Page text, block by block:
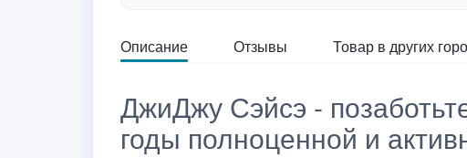
Описание Отзывы Товар в других
ДжиДжу Сэйсэ -
годы полноценной и